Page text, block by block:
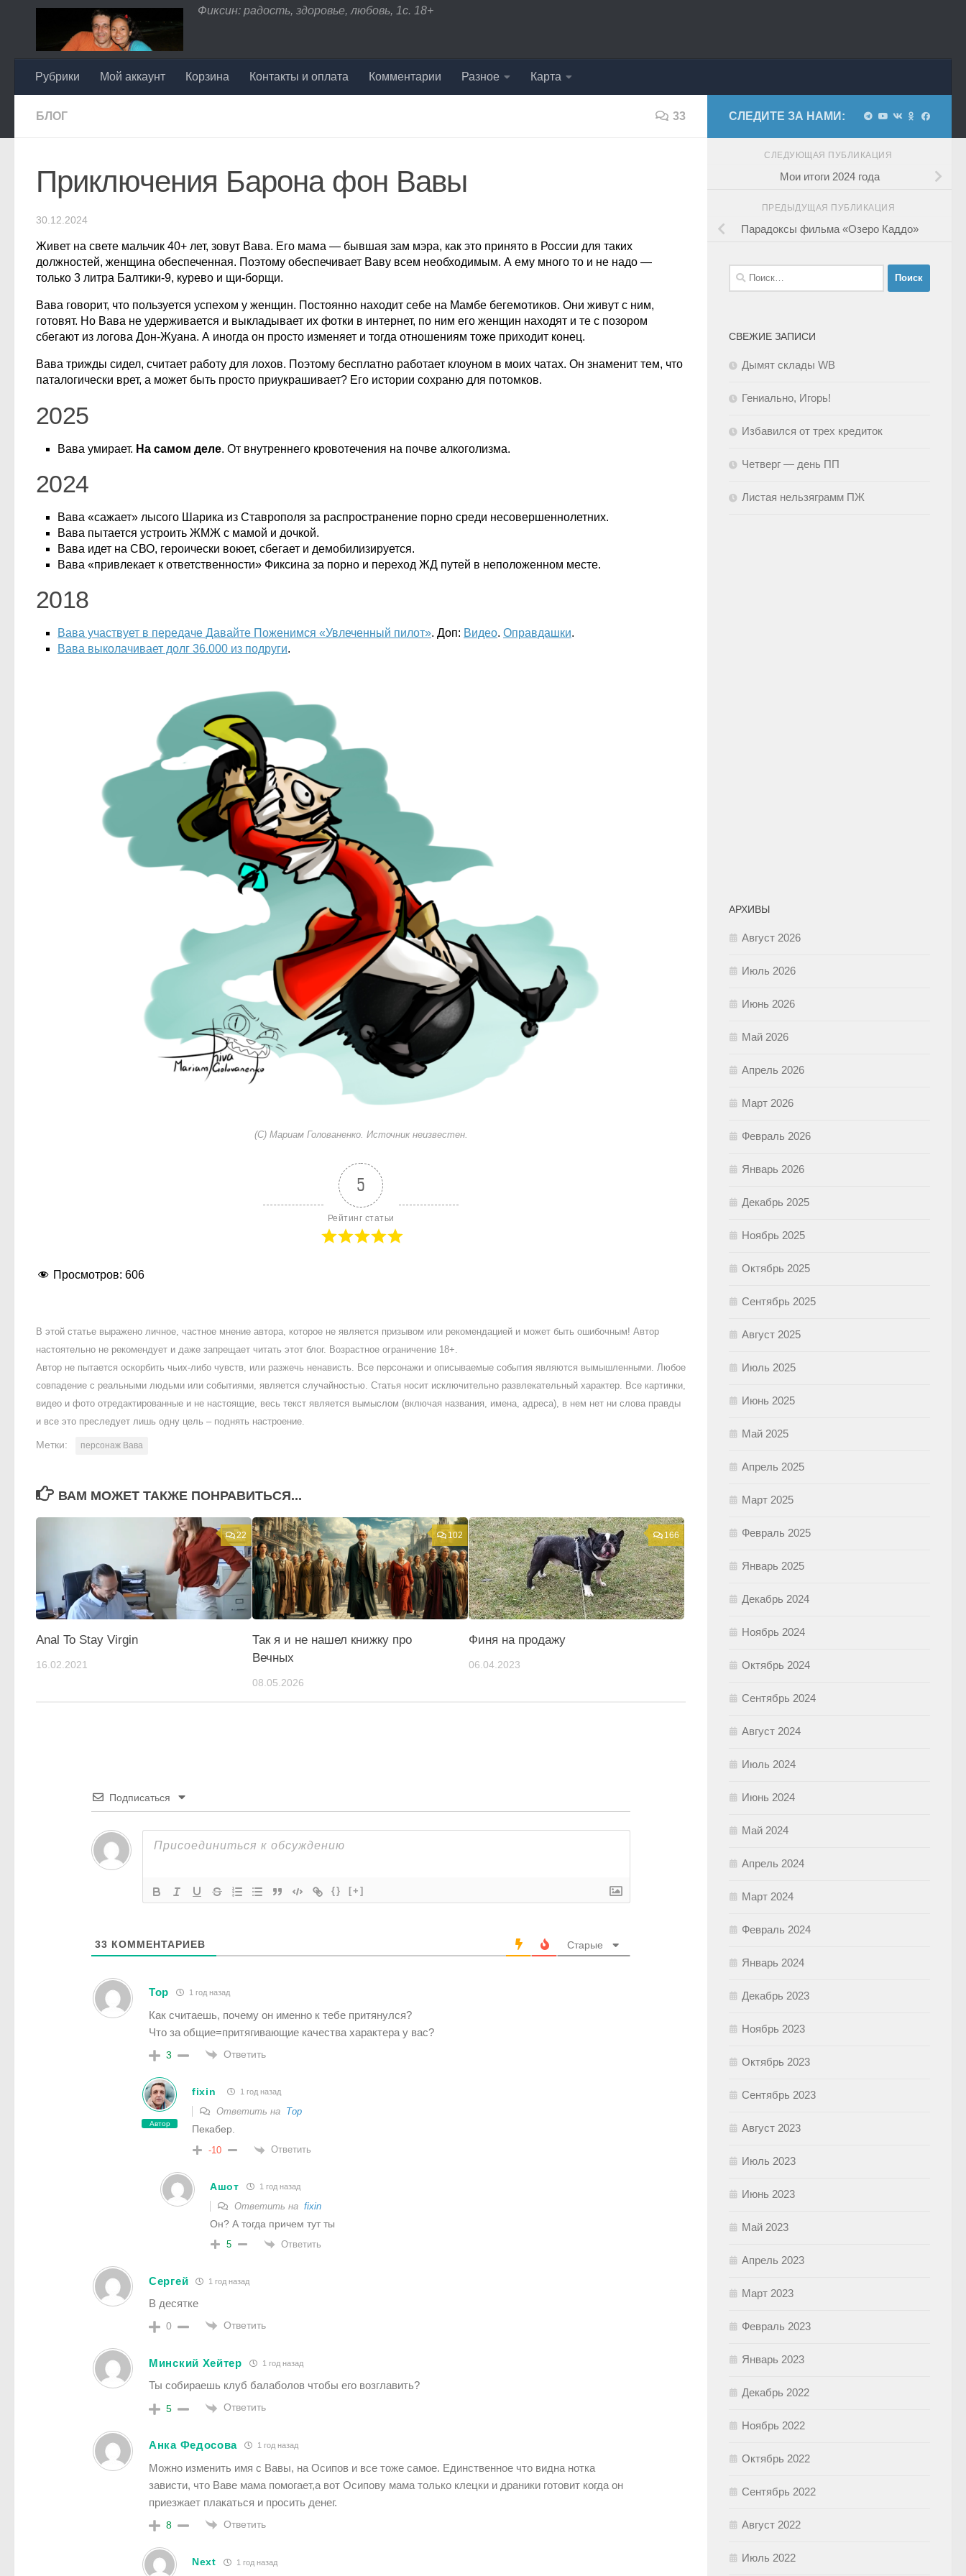
Перейти к содержимому
Фиксин: радость, здоровье, любовь, 1с. 18+
Рубрики Мой аккаунт Корзина Контакты и оплата Комментарии Разное Карта
БЛОГ 33
Приключения Барона фон Вавы
30.12.2024
Живет на свете мальчик 40+ лет, зовут Вава. Его мама — бывшая зам мэра, как это принято в России для таких
должностей, женщина обеспеченная. Поэтому обеспечивает Ваву всем необходимым. А ему много то и не надо —
только 3 литра Балтики-9, курево и щи-борщи.
Вава говорит, что пользуется успехом у женщин. Постоянно находит себе на Мамбе бегемотиков. Они живут с ним,
готовят. Но Вава не удерживается и выкладывает их фотки в интернет, по ним его женщин находят и те с позором
сбегают из логова Дон-Жуана. А иногда он просто изменяет и тогда отношениям тоже приходит конец.
Вава трижды сидел, считает работу для лохов. Поэтому бесплатно работает клоуном в моих чатах. Он знаменит тем, что
паталогически врет, а может быть просто приукрашивает? Его истории сохраню для потомков.
2025
Вава умирает. На самом деле. От внутреннего кровотечения на почве алкоголизма.
2024
Вава «сажает» лысого Шарика из Ставрополя за распространение порно среди несовершеннолетних.
Вава пытается устроить ЖМЖ с мамой и дочкой.
Вава идет на СВО, героически воюет, сбегает и демобилизируется.
Вава «привлекает к ответственности» Фиксина за порно и переход ЖД путей в неположенном месте.
2018
Вава участвует в передаче Давайте Поженимся «Увлеченный пилот». Доп: Видео. Оправдашки.
Вава выколачивает долг 36.000 из подруги.
(С) Мариам Голованенко. Источник неизвестен.
5
Рейтинг статьи
Просмотров: 606
В этой статье выражено личное, частное мнение автора, которое не является призывом или рекомендацией и может быть ошибочным! Автор
настоятельно не рекомендует и даже запрещает читать этот блог. Возрастное ограничение 18+.
Автор не пытается оскорбить чьих-либо чувств, или разжечь ненависть. Все персонажи и описываемые события являются вымышленными. Любое
совпадение с реальными людьми или событиями, является случайностью. Статья носит исключительно развлекательный характер. Все картинки,
видео и фото отредактированные и не настоящие, весь текст является вымыслом (включая названия, имена, адреса), в нем нет ни слова правды
и все это преследует лишь одну цель – поднять настроение.
Метки: персонаж Вава
ВАМ МОЖЕТ ТАКЖЕ ПОНРАВИТЬСЯ...
22
Anal To Stay Virgin
16.02.2021
102
Так я и не нашел книжку про
Вечных
08.05.2026
166
Финя на продажу
06.04.2023
Подписаться
{} [+]
33 КОММЕНТАРИЕВ Старые
Тор 1 год назад
Как считаешь, почему он именно к тебе притянулся?
Что за общие=притягивающие качества характера у вас?
3 Ответить
Автор
fixin 1 год назад
Ответить на Тор
Пекабер.
-10 Ответить
Ашот 1 год назад
Ответить на fixin
Он? А тогда причем тут ты
5 Ответить
Сергей 1 год назад
В десятке
0 Ответить
Минский Хейтер 1 год назад
Ты собираешь клуб балаболов чтобы его возглавить?
5 Ответить
Анка Федосова 1 год назад
Можно изменить имя с Вавы, на Осипов и все тоже самое. Единственное что видна нотка
зависти, что Ваве мама помогает,а вот Осипову мама только клецки и драники готовит когда он
приезжает плакаться и просить денег.
8 Ответить
Next 1 год назад
СЛЕДИТЕ ЗА НАМИ:
СЛЕДУЮЩАЯ ПУБЛИКАЦИЯ
Мои итоги 2024 года
ПРЕДЫДУЩАЯ ПУБЛИКАЦИЯ
Парадоксы фильма «Озеро Каддо»
Найти:
СВЕЖИЕ ЗАПИСИ
Дымят склады WB
Гениально, Игорь!
Избавился от трех кредиток
Четверг — день ПП
Листая нельзяграмм ПЖ
АРХИВЫ
Август 2026
Июль 2026
Июнь 2026
Май 2026
Апрель 2026
Март 2026
Февраль 2026
Январь 2026
Декабрь 2025
Ноябрь 2025
Октябрь 2025
Сентябрь 2025
Август 2025
Июль 2025
Июнь 2025
Май 2025
Апрель 2025
Март 2025
Февраль 2025
Январь 2025
Декабрь 2024
Ноябрь 2024
Октябрь 2024
Сентябрь 2024
Август 2024
Июль 2024
Июнь 2024
Май 2024
Апрель 2024
Март 2024
Февраль 2024
Январь 2024
Декабрь 2023
Ноябрь 2023
Октябрь 2023
Сентябрь 2023
Август 2023
Июль 2023
Июнь 2023
Май 2023
Апрель 2023
Март 2023
Февраль 2023
Январь 2023
Декабрь 2022
Ноябрь 2022
Октябрь 2022
Сентябрь 2022
Август 2022
Июль 2022